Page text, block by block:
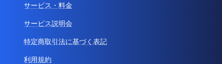
サービス・料金
サービス説明会
特定商取引法に基づく表記
利用規約